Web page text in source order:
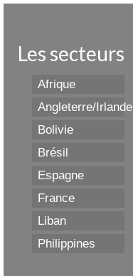
Les secteurs
Afrique
Angleterre/Irlande
Bolivie
Brésil
Espagne
France
Liban
Philippines